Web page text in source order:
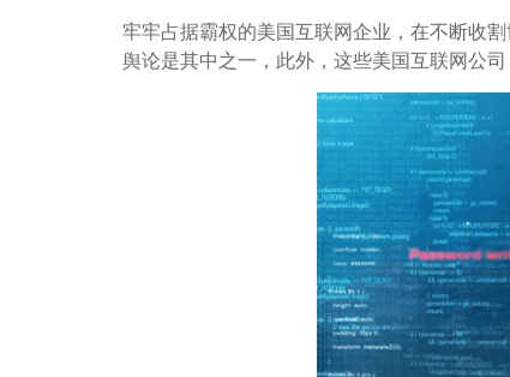
牢牢占据霸权的美国互联网企业，在不断收
舆论是其中之一，此外，这些美国互联网公